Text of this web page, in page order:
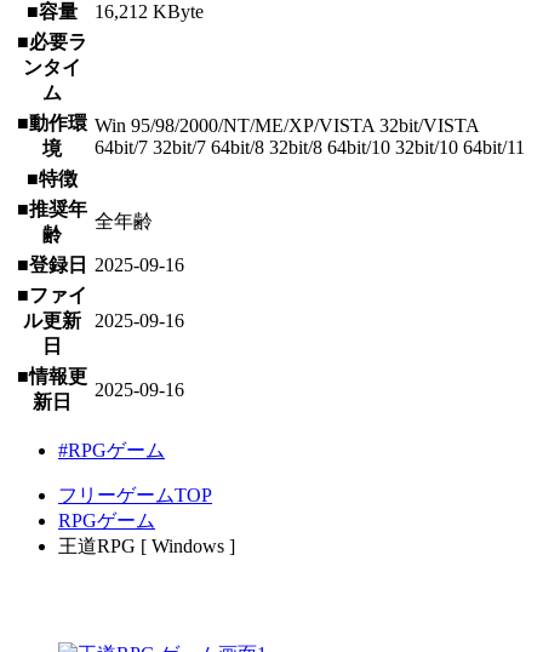
■容量
16,212 KByte
■必要ラ
ンタイ
ム
■動作環
境
Win 95/98/2000/NT/ME/XP/VISTA 32bit/VISTA
64bit/7 32bit/7 64bit/8 32bit/8 64bit/10 32bit/10 64bit/11
■特徴
■推奨年
齢
全年齢
■登録日
2025-09-16
■ファイ
ル更新
日
2025-09-16
■情報更
新日
2025-09-16
#RPGゲーム
フリーゲームTOP
RPGゲーム
王道RPG [ Windows ]